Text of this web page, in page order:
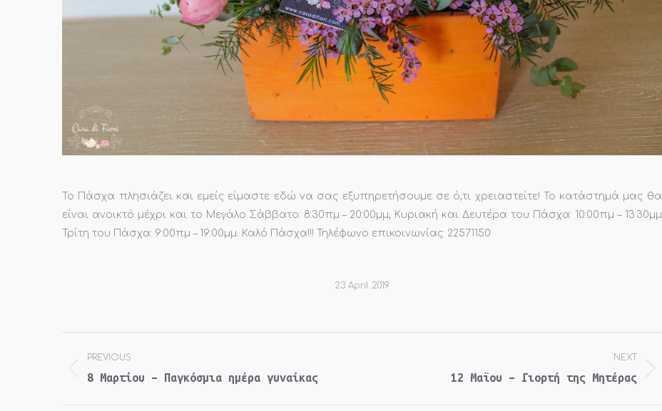
Το Πάσχα πλησιάζει και εμείς είμαστε εδώ να σας εξυπηρετήσουμε σε ό,τι χρειαστείτε! Το κατάστημά μας θα
είναι ανοικτό μέχρι και το Μεγάλο Σάββατο: 8:30πμ – 20:00μμ, Κυριακή και Δευτέρα του Πάσχα: 10:00πμ – 13:30μμ
Τρίτη του Πάσχα: 9:00πμ – 19:00μμ. Καλό Πάσχα!!! Τηλέφωνο επικοινωνίας: 22571150
23 April 2019
Post
navigation
PREVIOUS
Previous
8 Μαρτίου – Παγκόσμια ημέρα γυναίκας
NEXT
12 Μαϊου – Γιορτή της Μητέρας